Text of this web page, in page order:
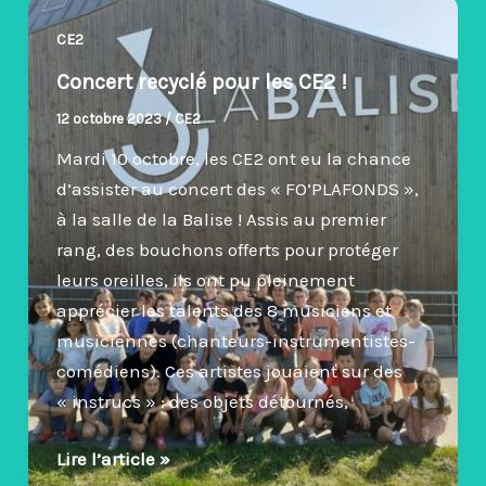
marchez
jeunesse
!
CE2
Concert recyclé pour les CE2 !
12 octobre 2023/ CE2
Mardi 10 octobre, les CE2 ont eu la chance
d’assister au concert des « FO’PLAFONDS »,
à la salle de la Balise ! Assis au premier
rang, des bouchons offerts pour protéger
leurs oreilles, ils ont pu pleinement
apprécier les talents des 8 musiciens et
musiciennes (chanteurs-instrumentistes-
comédiens). Ces artistes jouaient sur des
« instrucs » : des objets détournés,
Concert
Lire l’article »